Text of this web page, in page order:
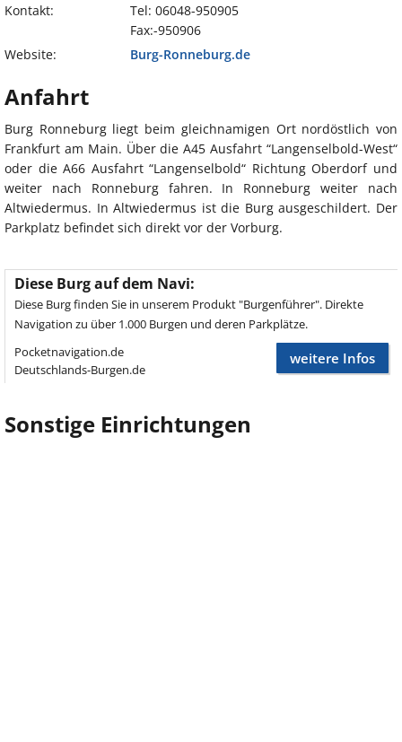
Kontakt:
Tel: 06048-950905
Fax:-950906
Website:
Burg-Ronneburg.de
Anfahrt
Burg Ronneburg liegt beim gleichnamigen Ort nordöstlich von
Frankfurt am Main. Über die A45 Ausfahrt “Langenselbold-West“
oder die A66 Ausfahrt “Langenselbold“ Richtung Oberdorf und
weiter nach Ronneburg fahren. In Ronneburg weiter nach
Altwiedermus. In Altwiedermus ist die Burg ausgeschildert. Der
Parkplatz befindet sich direkt vor der Vorburg.
Diese Burg auf dem Navi:
Diese Burg finden Sie in unserem Produkt "Burgenführer". Direkte
Navigation zu über 1.000 Burgen und deren Parkplätze.
Pocketnavigation.de
Deutschlands-Burgen.de
weitere Infos
Sonstige Einrichtungen